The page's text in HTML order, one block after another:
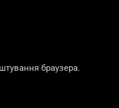
браузера.